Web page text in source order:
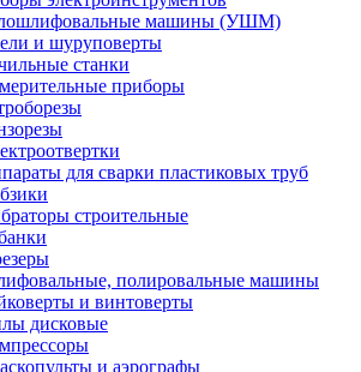
машины (УШМ)
и шуруповерты
станки
приборы
для сварки пластиковых труб
строительные
полировальные машины
и винтоверты
дисковые
и аэрографы